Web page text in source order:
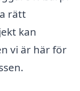
rätt
kan
vi är här för